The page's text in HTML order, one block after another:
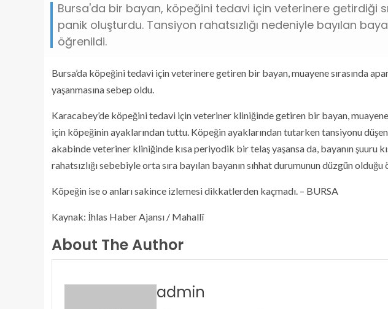
Bursa'da bir bayan, köpeğini tedavi için veterinere getirdiği
panik oluşturdu. Tansiyon rahatsızlığı nedeniyle bayılan
öğrenildi.
Bursa’da köpeğini tedavi için veterinere getiren bir bayan, muayene sırasında
yaşanmasına sebep oldu.
Karacabey’de köpeğini tedavi için veteriner kliniğinde getiren bir bayan, muayene
için köpeğinin ayaklarından tuttu. Köpeğin ayaklarından tutarken tansiyonu
akabinde veteriner kliniğinde kısa periyodik bir telaş yaşansa da, bayanın şuuru
rahatsızlığı sebebiyle orta sıra bayılan bayanın sıhhat durumunun düzgün
Köpeğin ise o anları sakince izlemesi dikkatlerden kaçmadı. – BURSA
Kaynak: İhlas Haber Ajansı / Mahallî
About The Author
admin